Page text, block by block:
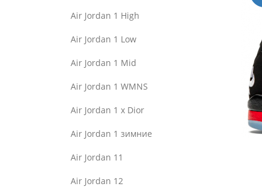
Air Jordan 1 High
Air Jordan 1 Low
Air Jordan 1 Mid
Air Jordan 1 WMNS
Air Jordan 1 x Dior
Air Jordan 1 зимние
Air Jordan 11
Air Jordan 12